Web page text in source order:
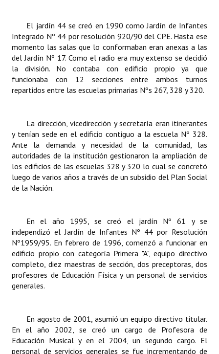
Declaraciones
Resoluciones
Resoluciones de Presidencia
INSTITUCIONAL
Noticias Destacadas
Registros y Distinciones
Datos Históricos
Mujeres que Dejaron Huellas - Registro
Periodistas Decanos - Registro
Ciudadano Ilustre - Registro
Huéspedes de Honor - Registro
Antiguos Pobladores - Registro
El jardín 44 se creó en 1990 como Jardín de Infantes
Integrado Nº 44 por resolución 920/90 del CPE. Hasta ese
momento las salas que lo conformaban eran anexas a las
del Jardín Nº 17. Como el radio era muy extenso se decidió
la división. No contaba con edificio propio ya que
funcionaba con 12 secciones entre ambos turnos
repartidos entre las escuelas primarias Nºs 267, 328 y 320.
La dirección, vicedirección y secretaría eran itinerantes
y tenían sede en el edificio contiguo a la escuela Nº 328.
Ante la demanda y necesidad de la comunidad, las
autoridades de la institución gestionaron la ampliación de
los edificios de las escuelas 328 y 320 lo cual se concretó
luego de varios años a través de un subsidio del Plan Social
de la Nación.
En el año 1995, se creó el jardín Nº 61 y se
independizó el Jardín de Infantes Nº 44 por Resolución
Nº1959/95. En febrero de 1996, comenzó a funcionar en
edificio propio con categoría Primera "A", equipo directivo
completo, diez maestras de sección, dos preceptoras, dos
profesores de Educación Física y un personal de servicios
generales.
En agosto de 2001, asumió un equipo directivo titular.
En el año 2002, se creó un cargo de Profesora de
Educación Musical y en el 2004, un segundo cargo. El
personal de servicios generales se fue incrementando de